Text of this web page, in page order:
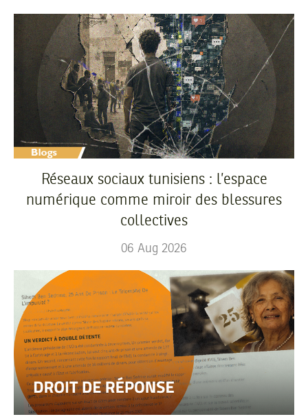
Réseaux sociaux tunisiens : l’espace
numérique comme miroir des blessures
collectives
06 Aug 2026